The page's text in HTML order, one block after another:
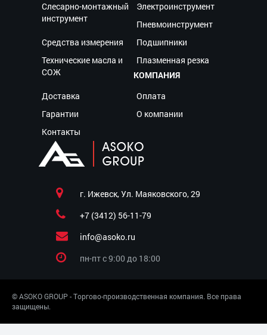
Слесарно-монтажный
инструмент
Электроинструмент
Пневмоинструмент
Средства измерения
Подшипники
Технические масла и
СОЖ
Плазменная резка
КОМПАНИЯ
Доставка
Оплата
Гарантии
О компании
Контакты
г. Ижевск, Ул. Маяковского, 29
+7 (3412) 56-11-79
info@asoko.ru
пн-пт c 9:00 до 18:00
© ASOKO GROUP - Торгово-производственная компания. Все права
защищены.